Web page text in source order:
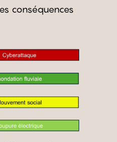
conséquences